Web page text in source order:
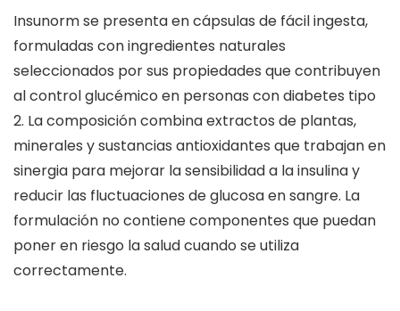
Insunorm se presenta en cápsulas de fácil ingesta,
formuladas con ingredientes naturales
seleccionados por sus propiedades que contribuyen
al control glucémico en personas con diabetes tipo
2. La composición combina extractos de plantas,
minerales y sustancias antioxidantes que trabajan en
sinergia para mejorar la sensibilidad a la insulina y
reducir las fluctuaciones de glucosa en sangre. La
formulación no contiene componentes que puedan
poner en riesgo la salud cuando se utiliza
correctamente.